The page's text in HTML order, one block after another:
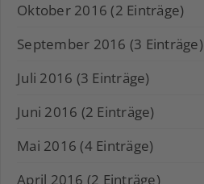
Oktober 2016 (2 Einträge)
September 2016 (3 Einträge)
Juli 2016 (3 Einträge)
Juni 2016 (2 Einträge)
Mai 2016 (4 Einträge)
April 2016 (2 Einträge)